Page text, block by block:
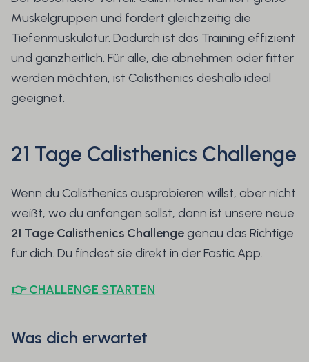
Muskelgruppen und fordert gleichzeitig die
Tiefenmuskulatur. Dadurch ist das Training effizient
und ganzheitlich. Für alle, die abnehmen oder fitter
werden möchten, ist Calisthenics deshalb ideal
geeignet.
21 Tage Calisthenics Challenge
Wenn du Calisthenics ausprobieren willst, aber nicht
weißt, wo du anfangen sollst, dann ist unsere neue
21 Tage Calisthenics Challengegenau das Richtige
für dich. Du findest sie direkt in der Fastic App.
👉️ CHALLENGE STARTEN
Was dich erwartet